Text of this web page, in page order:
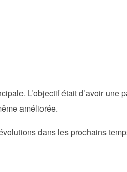
L’objectif était d’avoir une
améliorée.
dans les prochains